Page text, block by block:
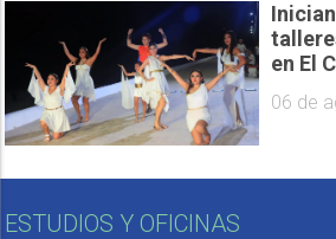
en El
06 de
ESTUDIOS Y OFICINAS